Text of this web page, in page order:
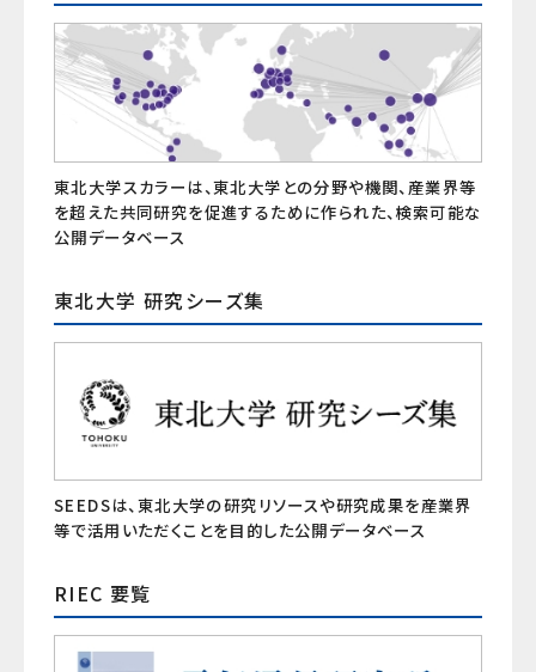
東北大学スカラーは、東北大学との分野や機関、産業界等
を超えた共同研究を促進するために作られた、検索可能な
公開データベース
東北大学 研究シーズ集
SEEDSは、東北大学の研究リソースや研究成果を産業界
等で活用いただくことを目的した公開データベース
RIEC 要覧